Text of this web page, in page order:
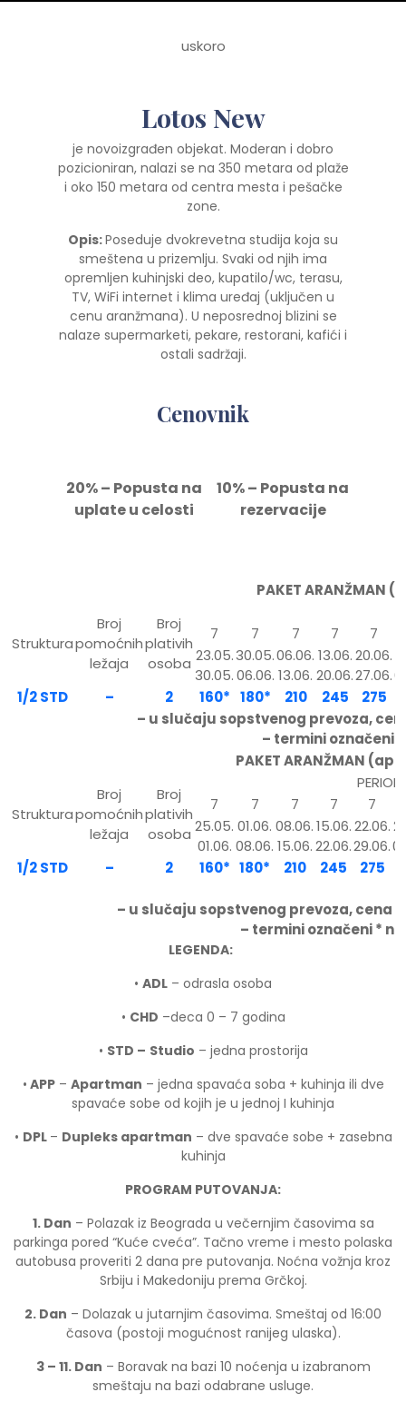
uskoro
Lotos New
je novoizgrađen objekat. Moderan i dobro
pozicioniran, nalazi se na 350 metara od plaže
i oko 150 metara od centra mesta i pešačke
zone.
Opis:Poseduje dvokrevetna studija koja su
smeštena u prizemlju. Svaki od njih ima
opremljen kuhinjski deo, kupatilo/wc, terasu,
TV, WiFi internet i klima uređaj (uključen u
cenu aranžmana). U neposrednoj blizini se
nalaze supermarketi, pekare, restorani, kafići i
ostali sadržaji.
Cenovnik
20% – Popusta na
uplate u celosti
10% – Popusta na
rezervacije
PAKET
Struktura
Broj
pomoćnih
ležaja
Broj
plativih
osoba
7 7 7 7
7
23.05.
30.05.
30.05.
06.06.
06.06.
13.06.
13.06.
20.06.
20.06.
27.06.
1/2 STD
– 2 160* 180* 210 245 275
– u slučaju sopstvenog prevoza,
– termini označeni
PAKET ARANŽMAN
Struktura
Broj
pomoćnih
ležaja
Broj
plativih
osoba
7
7 7 7
7
25.05.
01.06.
01.06.
08.06.
08.06.
15.06.
15.06.
22.06.
22.06.
29.06.
1/2 STD
– 2 160* 180* 210 245 275
– u slučaju sopstvenog prevoza, cena
– termini označeni *
LEGENDA:
• ADL – odrasla osoba
• CHD –deca 0 – 7 godina
• STD – Studio – jedna prostorija
• APP– Apartman – jedna spavaća soba + kuhinja ili dve
spavaće sobe od kojih je u jednoj I kuhinja
• DPL – Dupleks apartman – dve spavaće sobe + zasebna
kuhinja
PROGRAM PUTOVANJA:
1. Dan – Polazak iz Beograda u večernjim časovima sa
parkinga pored “Kuće cveća”. Tačno vreme i mesto polaska
autobusa proveriti 2 dana pre putovanja. Noćna vožnja kroz
Srbiju i Makedoniju prema Grčkoj.
2. Dan – Dolazak u jutarnjim časovima. Smeštaj od 16:00
časova (postoji mogućnost ranijeg ulaska).
3 – 11. Dan – Boravak na bazi 10 noćenja u izabranom
smeštaju na bazi odabrane usluge.